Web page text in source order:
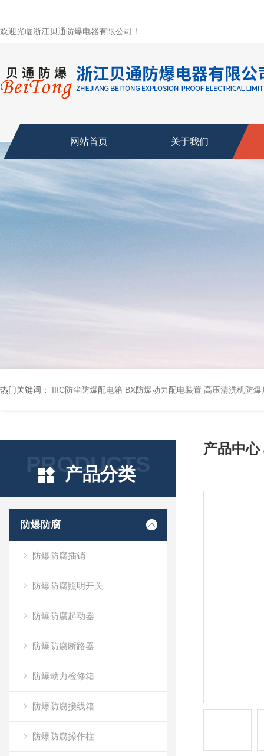
欢迎光临浙江贝通防爆电器有限公司！
网站首页 关于我们
热门关键词： IIIC防尘防爆配电箱 BX防爆动力配电装置 高压清洗机防爆
PRODUCTS
产品分类
防爆防腐
防爆防腐插销
防爆防腐照明开关
防爆防腐起动器
防爆防腐断路器
防爆动力检修箱
防爆防腐接线箱
防爆防腐操作柱
产品中心